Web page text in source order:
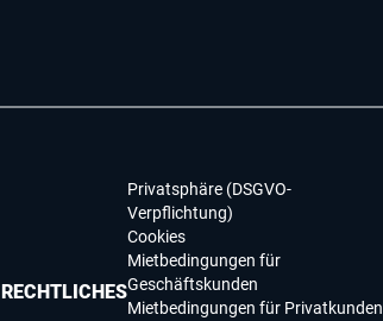
RECHTLICHES
Privatsphäre (DSGVO-
Verpflichtung)
Cookies
Mietbedingungen für
Geschäftskunden
Mietbedingungen für Privatkunden